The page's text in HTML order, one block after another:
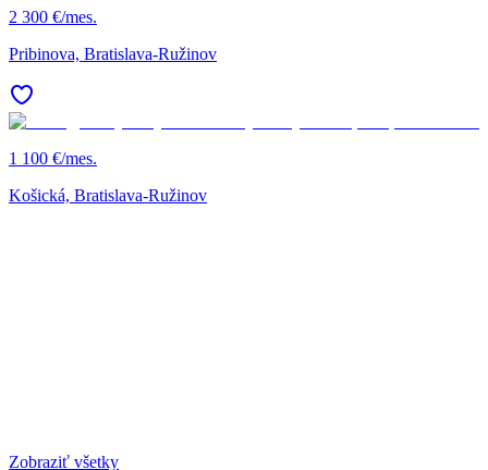
2 300 €/mes.
Pribinova, Bratislava-Ružinov
1 100 €/mes.
Košická, Bratislava-Ružinov
Zobraziť všetky